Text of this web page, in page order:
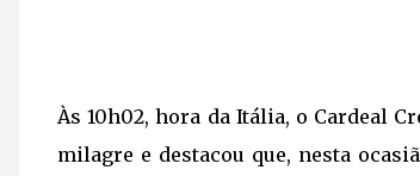
Às 10h02, hora da Itália, o Cardeal
milagre e destacou que, nesta